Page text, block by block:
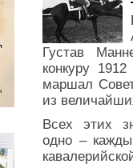
Густав
конкуру
маршал
из
Всех этих
одно –